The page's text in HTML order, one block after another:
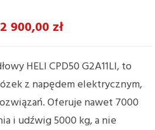
900,00 zł
HELI CPD50 G2A11LI, to
z napędem elektrycznym,
Oferuje nawet 7000
i udźwig 5000 kg, a nie